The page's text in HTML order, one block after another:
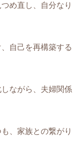
め直し、自分なり
自己を再構築する
ながら、夫婦関係
、家族との繋がり